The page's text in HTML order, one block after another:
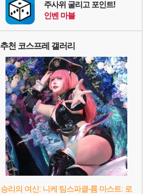
주사위 굴리고 포인트!
인벤 마블
추천 코스프레 갤러리
승리의 여신: 니케 팀스파클-륨 마스트: 로